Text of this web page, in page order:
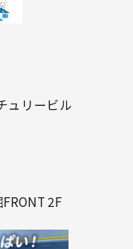
ュリービル
2F